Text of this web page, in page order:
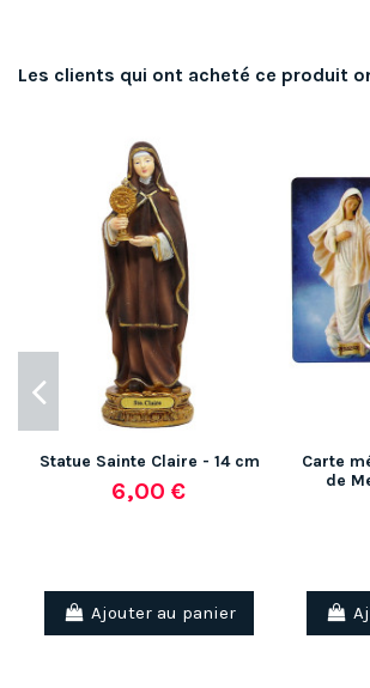
Les clients qui ont acheté ce produit
Statue Sainte Claire - 14 cm
6,00 €
Ajouter au panier
Carte
de